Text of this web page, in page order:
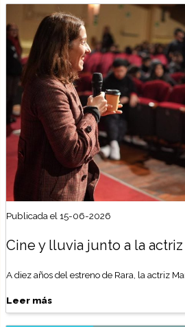
Publicada el 15-06-2026
Cine y lluvia junto a la
A diez años del estreno de Rara, la actriz
Leer más